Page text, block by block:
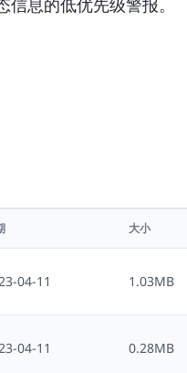
息的低优先级警报。
大小
04-11 1.03MB
04-11 0.28MB